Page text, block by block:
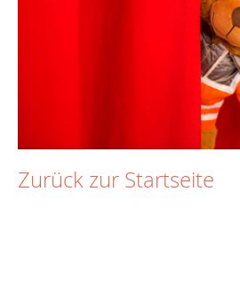
Zurück zur Startseite